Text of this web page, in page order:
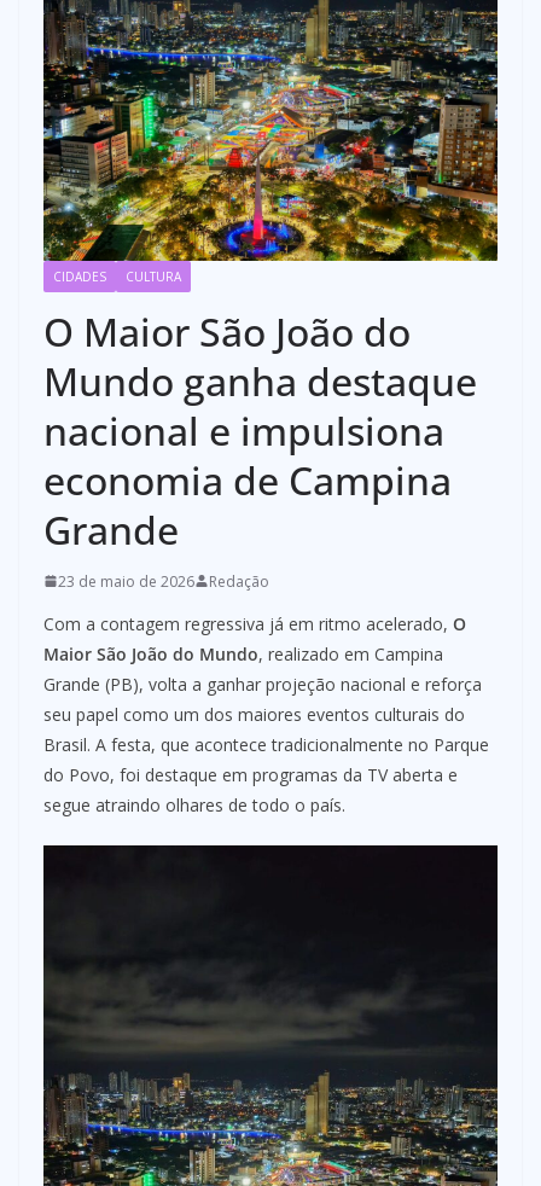
CIDADES CULTURA
O Maior São João do
Mundo ganha destaque
nacional e impulsiona
economia de Campina
Grande
23 de maio de 2026 Redação
Com a contagem regressiva já em ritmo acelerado, O
Maior São João do Mundo, realizado em Campina
Grande (PB), volta a ganhar projeção nacional e reforça
seu papel como um dos maiores eventos culturais do
Brasil. A festa, que acontece tradicionalmente no Parque
do Povo, foi destaque em programas da TV aberta e
segue atraindo olhares de todo o país.